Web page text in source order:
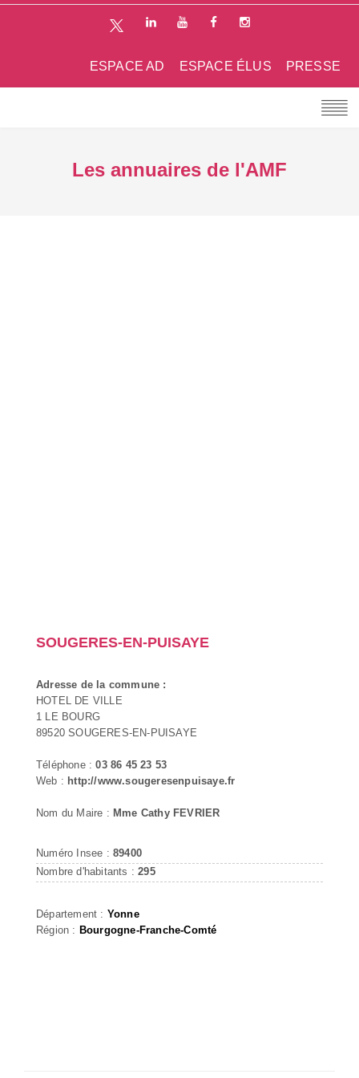
PRESSE
ESPACE ÉLUS
ESPACE AD
Les annuaires de l'AMF
SOUGERES-EN-PUISAYE
Adresse de la commune :
HOTEL DE VILLE
1 LE BOURG
89520 SOUGERES-EN-PUISAYE
Téléphone :03 86 45 23 53
Web : http://www.sougeresenpuisaye.fr
Nom du Maire : Mme Cathy FEVRIER
Numéro Insee : 89400
Nombre d'habitants :295
Département : Yonne
Région : Bourgogne-Franche-Comté